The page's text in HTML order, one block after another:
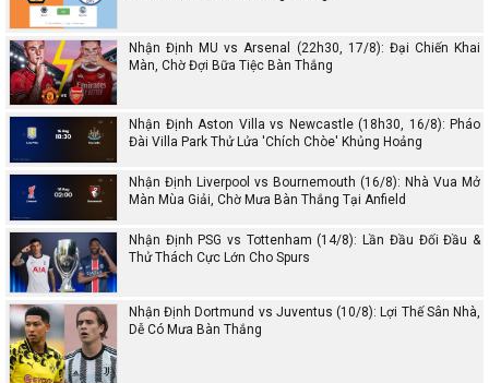
Nhận Định MU vs Arsenal (22h30, 17/8): Đại Chiến Khai
Màn, Chờ Đợi Bữa Tiệc Bàn Thắng
Nhận Định Aston Villa vs Newcastle (18h30, 16/8): Pháo
Đài Villa Park Thử Lửa 'Chích Chòe' Khủng Hoảng
Nhận Định Liverpool vs Bournemouth (16/8): Nhà Vua Mở
Màn Mùa Giải, Chờ Mưa Bàn Thắng Tại Anfield
Nhận Định PSG vs Tottenham (14/8): Lần Đầu Đối Đầu &
Thử Thách Cực Lớn Cho Spurs
Nhận Định Dortmund vs Juventus (10/8): Lợi Thế Sân Nhà,
Dễ Có Mưa Bàn Thắng